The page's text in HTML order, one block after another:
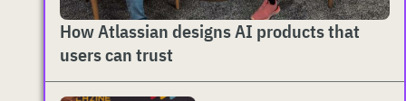
How Atlassian designs AI products that
users can trust